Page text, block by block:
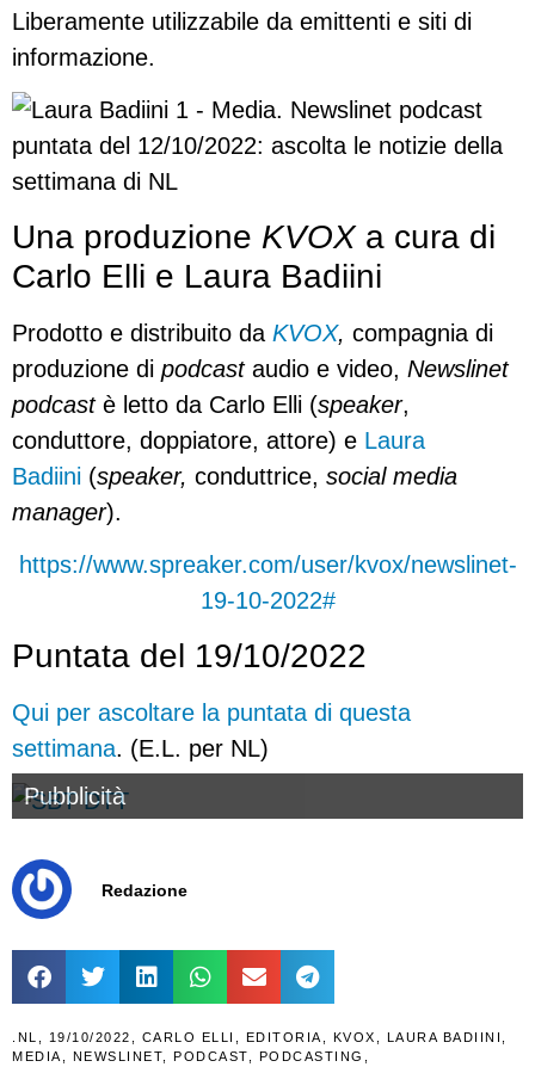
Liberamente utilizzabile da emittenti e siti di
informazione.
Una produzione KVOXa cura di
Carlo Elli e Laura Badiini
Prodotto e distribuito da KVOX, compagnia di
produzione di podcastaudio e video, Newslinet
podcastè letto da Carlo Elli (speaker,
conduttore, doppiatore, attore) e Laura
Badiini (speaker, conduttrice, social media
manager).
https://www.spreaker.com/user/kvox/newslinet-
19-10-2022#
Puntata del 19/10/2022
Qui per ascoltare la puntata di questa
settimana. (E.L. per NL)
Pubblicità
Redazione
.NL 19/10/2022 CARLO ELLI EDITORIA KVOX LAURA BADIINI
MEDIA
NEWSLINET PODCAST PODCASTING